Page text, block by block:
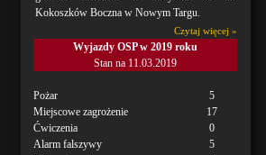
Kokoszków Boczna w Nowym Targu.
Czytaj więcej »
Wyjazdy OSP w 2019 roku
Stan na 11.03.2019
Pożar
5
Miejscowe zagrożenie
17
Ćwiczenia
0
Alarm falszywy
5